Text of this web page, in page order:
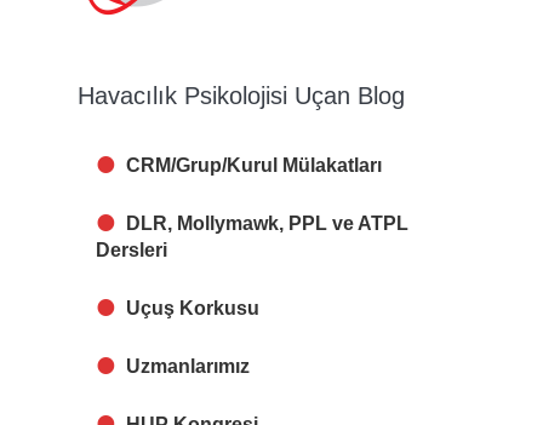
Havacılık Psikolojisi Uçan Blog
CRM/Grup/Kurul Mülakatları
DLR, Mollymawk, PPL ve ATPL
Dersleri
Uçuş Korkusu
Uzmanlarımız